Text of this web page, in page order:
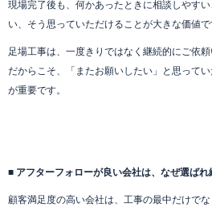
現場完了後も、何かあったときに相談しやす
い、そう思っていただけることが大きな価値
足場工事は、一度きりではなく継続的にご依
だからこそ、「またお願いしたい」と思って
が重要です。
■ アフターフォローが良い会社は、なぜ選ばれ
顧客満足度の高い会社は、工事の最中だけで